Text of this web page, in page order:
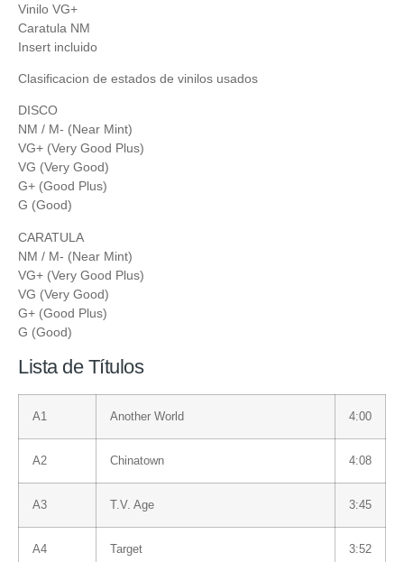
Vinilo VG+
Caratula NM
Insert incluido
Clasificacion de estados de vinilos usados
DISCO
NM / M- (Near Mint)
VG+ (Very Good Plus)
VG (Very Good)
G+ (Good Plus)
G (Good)
CARATULA
NM / M- (Near Mint)
VG+ (Very Good Plus)
VG (Very Good)
G+ (Good Plus)
G (Good)
Lista de Títulos
A1 Another World 4:00
A2 Chinatown 4:08
A3 T.V. Age 3:45
A4 Target 3:52